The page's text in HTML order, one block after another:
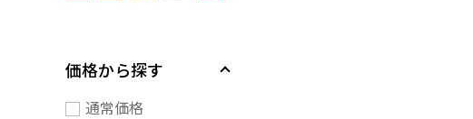
価格から探す
通常価格